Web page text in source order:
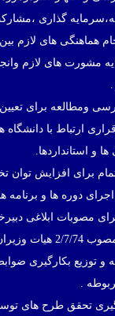
گذاری
مشورت های لازم
ارتباط با
ها و استانداردها.
برای افزایش
اجرای دوره ها و
هیات وزیران ).
و توزیع بکارگیری
.
تحقق طرح های